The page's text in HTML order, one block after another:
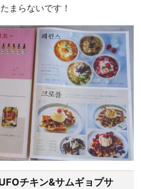
まらないです！
チキン&サムギョプサ